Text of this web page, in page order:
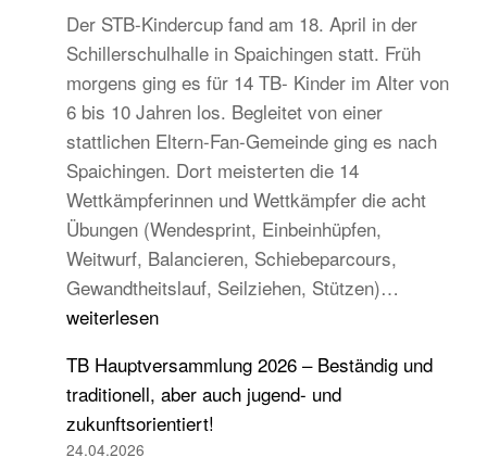
Der STB-Kindercup fand am 18. April in der
Schillerschulhalle in Spaichingen statt. Früh
morgens ging es für 14 TB- Kinder im Alter von
6 bis 10 Jahren los. Begleitet von einer
stattlichen Eltern-Fan-Gemeinde ging es nach
Spaichingen. Dort meisterten die 14
Wettkämpferinnen und Wettkämpfer die acht
Übungen (Wendesprint, Einbeinhüpfen,
Weitwurf, Balancieren, Schiebeparcours,
Gewandtheitslauf, Seilziehen, Stützen)…
beim
weiterlesen
TB Hauptversammlung 2026 – Beständig und
traditionell, aber auch jugend- und
zukunftsorientiert!
24.04.2026